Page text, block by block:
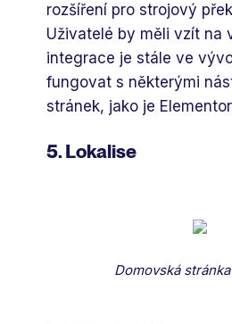
rozšíření pro strojový
Uživatelé by měli vzít na
integrace je stále ve
fungovat s některými
stránek, jako je
5. Lokalise
Domovská